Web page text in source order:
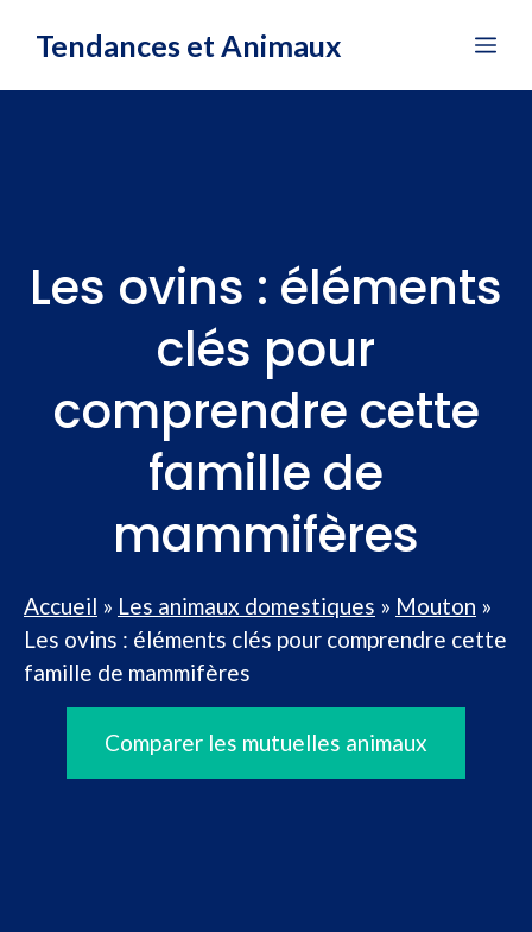
Tendances et Animaux
Les ovins : éléments
clés pour
comprendre cette
famille de
mammifères
Accueil » Les animaux domestiques » Mouton »
Les ovins : éléments clés pour comprendre cette
famille de mammifères
Comparer les mutuelles animaux